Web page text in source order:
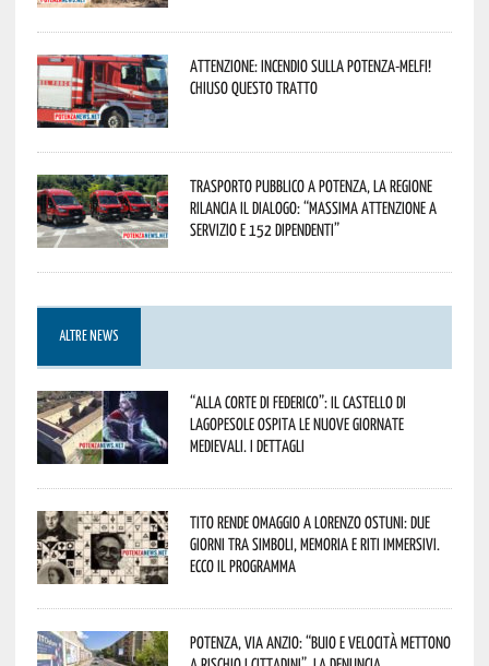
Attenzione: incendio sulla Potenza-Melfi!
Chiuso questo tratto
Trasporto pubblico a Potenza, la Regione
rilancia il dialogo: “Massima attenzione a
servizio e 152 dipendenti”
ALTRE NEWS
“Alla corte di Federico”: il Castello di
Lagopesole ospita le nuove Giornate
Medievali. I dettagli
Tito rende omaggio a Lorenzo Ostuni: due
giorni tra simboli, memoria e riti immersivi.
Ecco il programma
Potenza, Via Anzio: “Buio e velocità mettono